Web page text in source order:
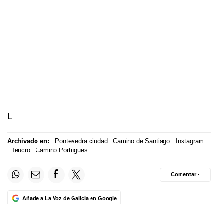
L
Archivado en: Pontevedra ciudad Camino de Santiago
Instagram
Teucro
Camino Portugués
Añade a La Voz de Galicia en Google
Comentar ·